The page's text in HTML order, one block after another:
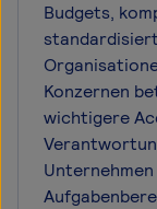
Budgets,
Konzernen
wichtigere